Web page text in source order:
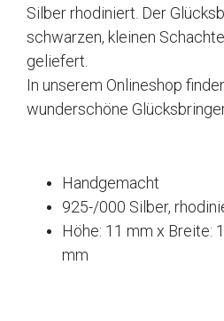
Silber rhodiniert. Der
schwarzen, kleinen
geliefert.
In unserem Onlineshop
wunderschöne
Handgemacht
925-/000 Silber,
Höhe: 11 mm x Breite:
mm